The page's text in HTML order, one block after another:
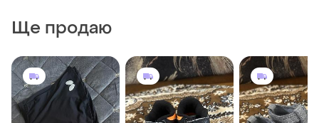
Ще продаю